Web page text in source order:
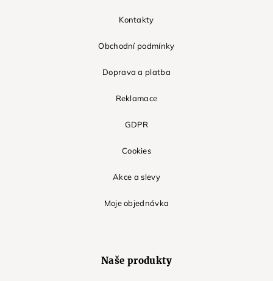
Kontakty
Obchodní podmínky
Doprava a platba
Reklamace
GDPR
Cookies
Akce a slevy
Moje objednávka
Naše produkty